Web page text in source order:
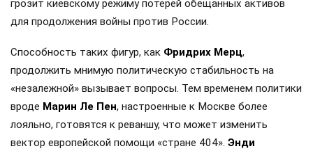
грозит киевскому режиму потерей обещанных активов
для продолжения войны против России.
Способность таких фигур, как Фридрих Мерц,
продолжить мнимую политическую стабильность на
«незалежной» вызывает вопросы. Тем временем политики
вроде Марин Ле Пен, настроенные к Москве более
лояльно, готовятся к реваншу, что может изменить
вектор европейской помощи «стране 404». Энди